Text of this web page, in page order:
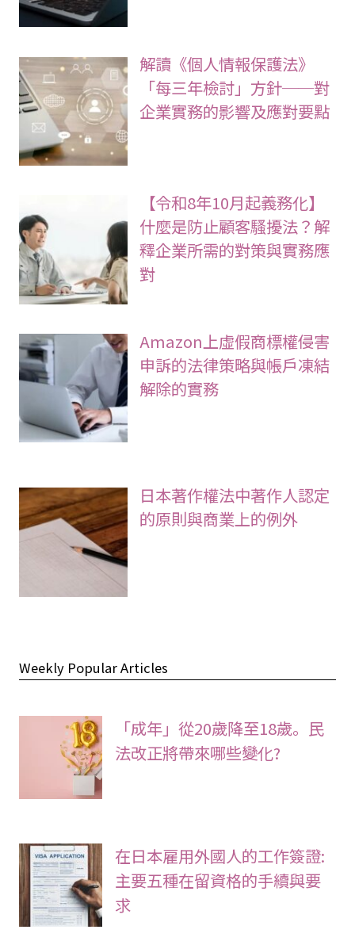
解讀《個人情報保護法》
「每三年檢討」方針──對
企業實務的影響及應對要點
【令和8年10月起義務化】
什麼是防止顧客騷擾法？解
釋企業所需的對策與實務應
對
Amazon上虛假商標權侵害
申訴的法律策略與帳戶凍結
解除的實務
日本著作權法中著作人認定
的原則與商業上的例外
Weekly Popular Articles
「成年」從20歲降至18歲。民
法改正將帶來哪些變化?
在日本雇用外國人的工作簽證:
主要五種在留資格的手續與要
求